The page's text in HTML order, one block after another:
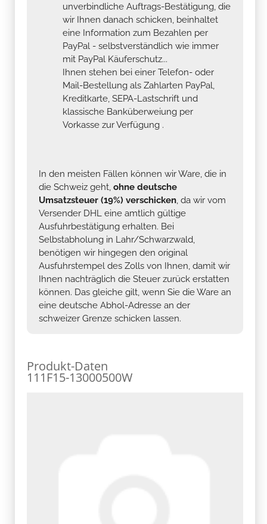
unverbindliche Auftrags-Bestätigung, die
wir Ihnen danach schicken, beinhaltet
eine Information zum Bezahlen per
PayPal - selbstverständlich wie immer
mit PayPal Käuferschutz...
Ihnen stehen bei einer Telefon- oder
Mail-Bestellung als Zahlarten PayPal,
Kreditkarte, SEPA-Lastschrift und
klassische Banküberweiung per
Vorkasse zur Verfügung .
In den meisten Fällen können wir Ware, die in
die Schweiz geht, ohne deutsche
Umsatzsteuer (19%) verschicken, da wir vom
Versender DHL eine amtlich gültige
Ausfuhrbestätigung erhalten. Bei
Selbstabholung in Lahr/Schwarzwald,
benötigen wir hingegen den original
Ausfuhrstempel des Zolls von Ihnen, damit wir
Ihnen nachträglich die Steuer zurück erstatten
können. Das gleiche gilt, wenn Sie die Ware an
eine deutsche Abhol-Adresse an der
schweizer Grenze schicken lassen.
Produkt-Daten
111F15-13000500W